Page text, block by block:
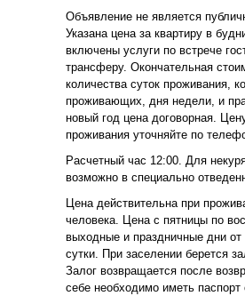
Объявление не является
Указана цена за квартиру в
включены услуги по встрече
трансферу. Окончательная
количества суток проживания,
проживающих, дня недели, и
новый год цена договорная.
проживания уточняйте по
Расчетный час 12:00. Для
возможно в специально
Цена действительна при
человека. Цена с пятницы по
выходные и праздничные дни от
сутки. При заселении берется
Залог возвращается после
себе необходимо иметь